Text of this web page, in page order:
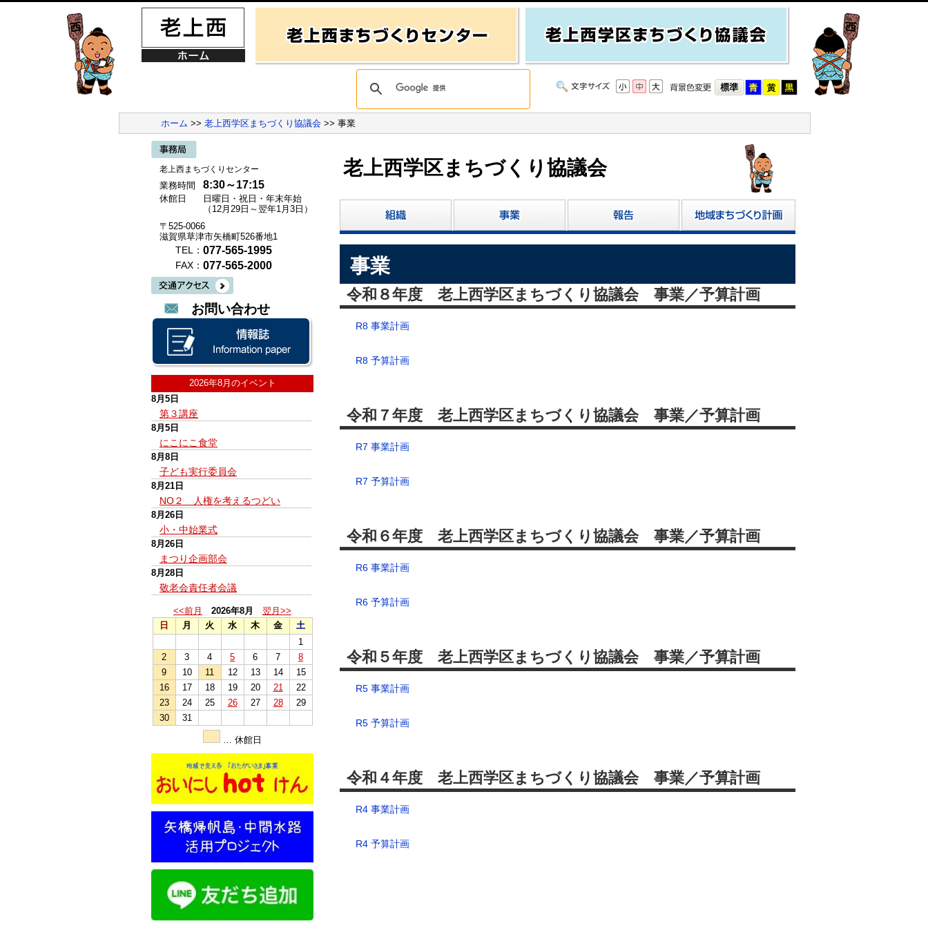
ホーム >> 老上西学区まちづくり協議会 >> 事業
老上西まちづくりセンター
業務時間 8:30～17:15
休館日
日曜日・祝日・年末年始
（12月29日～翌年1月3日）
〒525-0066
滋賀県草津市矢橋町526番地1
TEL： 077-565-1995
FAX： 077-565-2000
お問い合わせ
2026年8月のイベント
8月5日
第３講座
8月5日
にこにこ食堂
8月8日
子ども実行委員会
8月21日
NO２ 人権を考えるつどい
8月26日
小・中始業式
8月26日
まつり企画部会
8月28日
敬老会責任者会議
<<前月 2026年8月
翌月>>
日
月 火 水 木 金
土
1
2
3 4 5 6 7
8
9
10 11 12 13 14
15
16
17 18 19 20 21
22
23
24 25 26 27 28
29
30
31
… 休館日
老上西学区まちづくり協議会
事業
令和８年度 老上西学区まちづくり協議会 事業／予算計画
R8 事業計画
R8 予算計画
令和７年度 老上西学区まちづくり協議会 事業／予算計画
R7 事業計画
R7 予算計画
令和６年度 老上西学区まちづくり協議会 事業／予算計画
R6 事業計画
R6 予算計画
令和５年度 老上西学区まちづくり協議会 事業／予算計画
R5 事業計画
R5 予算計画
令和４年度 老上西学区まちづくり協議会 事業／予算計画
R4 事業計画
R4 予算計画